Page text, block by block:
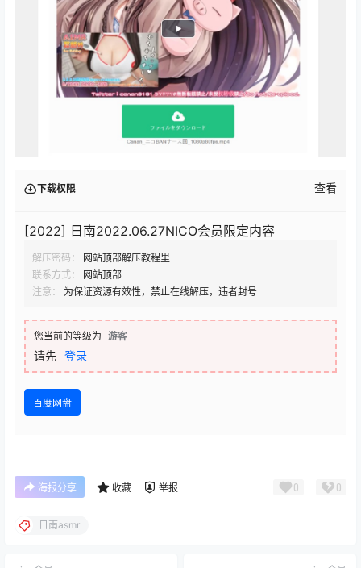
下载权限 查看
[2022] 日南2022.06.27NICO会员限定内容
解压密码：
网站顶部解压教程里
联系方式：
网站顶部
注意：
为保证资源有效性，禁止在线解压，违者封号
您当前的等级为 游客
请先 登录
百度网盘
海报分享 收藏 举报 0 0
日南asmr